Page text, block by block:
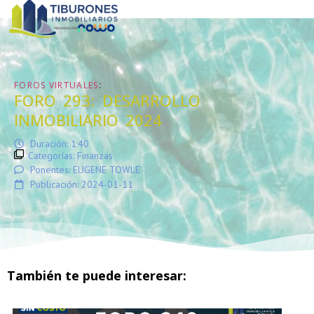
FOROS VIRTUALES:
FORO 293: DESARROLLO
INMOBILIARIO 2024
Duración: 1:40
Categorías: Finanzas
Ponentes: EUGENE TOWLE
Publicación: 2024-01-11
También te puede interesar: